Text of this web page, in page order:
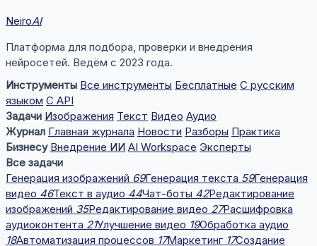
NeiroAI
Платформа для подбора, проверки и внедрения
нейросетей. Ведём с 2023 года.
Инструменты Все инструменты Бесплатные С русским
языком С API
Задачи Изображения Текст Видео Аудио
Журнал Главная журнала Новости Разборы Практика
Бизнесу Внедрение ИИ AI Workspace Эксперты
Все задачи
Генерация изображений 69Генерация текста 59Генерация
видео 46Текст в аудио 44Чат-боты 42Редактирование
изображений 35Редактирование видео 27Расшифровка
аудиоконтента 21Улучшение видео 19Обработка аудио
18Автоматизация процессов 17Маркетинг 17Создание